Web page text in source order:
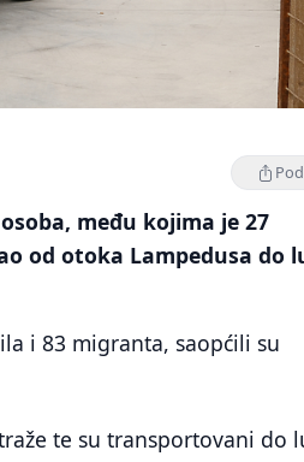
među kojima je 27
od otoka Lampedusa do
i 83 migranta, saopćili su
te su transportovani do